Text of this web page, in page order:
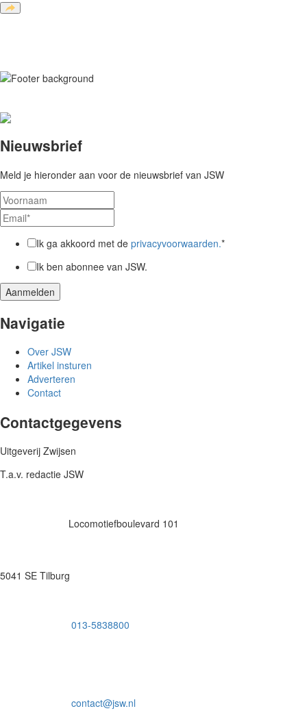
Nieuwsbrief
Meld je hieronder aan voor de nieuwsbrief van JSW
Ik ga akkoord met de privacyvoorwaarden.*
Ik ben abonnee van JSW.
Navigatie
Over JSW
Artikel insturen
Adverteren
Contact
Contactgegevens
Uitgeverij Zwijsen
T.a.v. redactie JSW
Locomotiefboulevard 101
5041 SE Tilburg
013-5838800
contact@jsw.nl